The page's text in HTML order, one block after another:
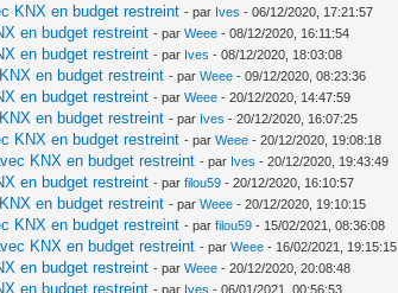
KNX en budget restreint - par Ives - 06/12/2020, 17:21:57
en budget restreint - parWeee - 08/12/2020, 16:11:54
en budget restreint - par Ives - 08/12/2020, 18:03:08
en budget restreint - parWeee - 09/12/2020, 08:23:36
en budget restreint - parWeee - 20/12/2020, 14:47:59
en budget restreint - par Ives - 20/12/2020, 16:07:25
KNX en budget restreint - parWeee - 20/12/2020, 19:08:18
KNX en budget restreint - par Ives - 20/12/2020, 19:43:49
en budget restreint - parfilou59 - 20/12/2020, 16:10:57
en budget restreint - parWeee - 20/12/2020, 19:10:15
KNX en budget restreint - parfilou59 - 15/02/2021, 08:36:08
KNX en budget restreint - parWeee - 16/02/2021, 19:15:15
en budget restreint - parWeee - 20/12/2020, 20:08:48
en budget restreint - par Ives - 06/01/2021, 00:56:53